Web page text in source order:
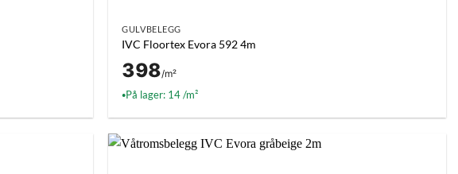
GULVBELEGG
IVC Floortex Evora 592 4m
398/m²
●På lager: 14 /m²